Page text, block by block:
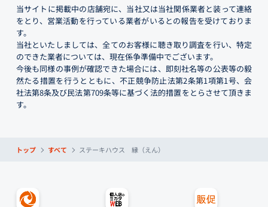
当サイトに掲載中の店舗宛に、当社又は当社関係業者と装って連絡
をとり、営業活動を行っている業者がいるとの報告を受けておりま
す。
当社といたしましては、全てのお客様に聴き取り調査を行い、特定
のできた業者については、現在係争準備中でございます。
今後も同様の事例が確認できた場合には、即刻社名等の公表等の毅
然たる措置を行うとともに、不正競争防止法第2条第1項第1号、会
社法第8条及び民法第709条等に基づく法的措置をとらさせて頂きま
す。
トップ すべて ステーキハウス 縁（えん）